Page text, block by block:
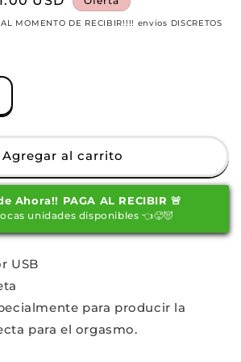
MOMENTO DE RECIBIR!!!! envios DISCRETOS
Bala
Agregar al carrito
Ahora!! PAGA AL RECIBIR 🚨
unidades disponibles 👈🥵😈
USB
para producir la
para el orgasmo.